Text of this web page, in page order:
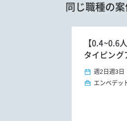
同じ職種の案
【0.4~0.6
タイピング
週2日 週3日
エンベデッ